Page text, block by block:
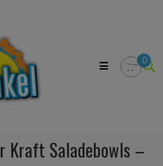
0
Kraft Saladebowls –